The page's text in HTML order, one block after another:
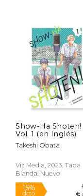
15%
dcto.
Show-Ha Shoten!
Vol. 1 (en Inglés)
Takeshi Obata
Viz Media, 2023, Tapa
Blanda, Nuevo